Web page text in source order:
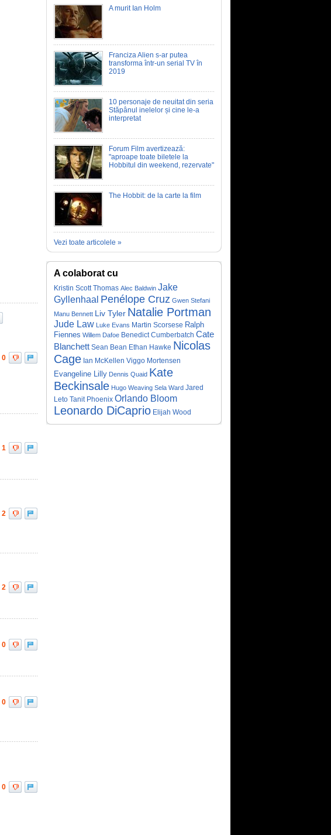
0
1
2
2
0
0
0
A murit Ian Holm
Franciza Alien s-ar putea
transforma într-un serial TV în
2019
10 personaje de neuitat din seria
Stăpânul inelelor și cine le-a
interpretat
Forum Film avertizează:
"aproape toate biletele la
Hobbitul din weekend, rezervate"
The Hobbit: de la carte la film
Vezi toate articolele »
A colaborat cu
Kristin Scott Thomas Alec Baldwin Jake
Gyllenhaal Penélope Cruz Gwen Stefani
Manu Bennett Liv Tyler Natalie Portman
Jude Law Luke Evans Martin Scorsese Ralph
Fiennes Willem Dafoe Benedict Cumberbatch Cate
Blanchett Sean Bean Ethan Hawke Nicolas
Cage Ian McKellen Viggo Mortensen
Evangeline Lilly Dennis Quaid Kate
Beckinsale Hugo Weaving Sela Ward Jared
Leto Tanit Phoenix Orlando Bloom
Leonardo DiCaprio Elijah Wood